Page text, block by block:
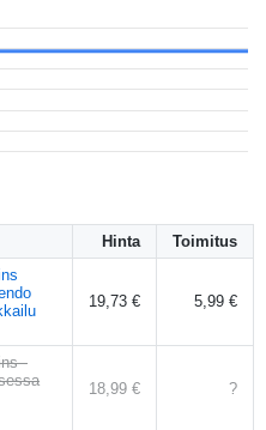
Hinta Toimitus
19,73 € 5,99 €
-
18,99 € ?